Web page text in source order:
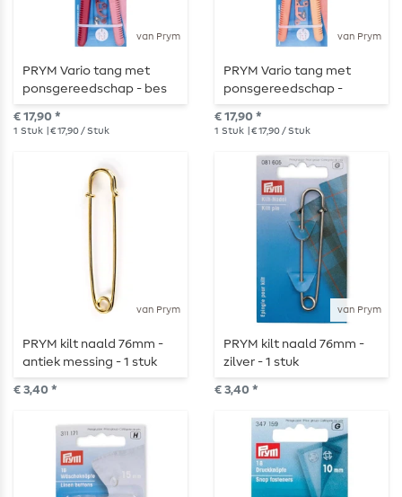
van Prym
PRYM Vario tang met
ponsgereedschap - bes
€ 17,90 *
1 Stuk | € 17,90 / Stuk
van Prym
PRYM Vario tang met
ponsgereedschap -
abrikoos
€ 17,90 *
1 Stuk | € 17,90 / Stuk
van Prym
PRYM kilt naald 76mm -
antiek messing - 1 stuk
€ 3,40 *
van Prym
PRYM kilt naald 76mm -
zilver - 1 stuk
€ 3,40 *